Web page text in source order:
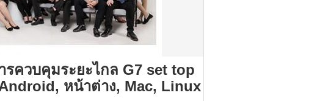
ควบคุมระยะไกล G7 set top
หน้าต่าง, Mac, Linux